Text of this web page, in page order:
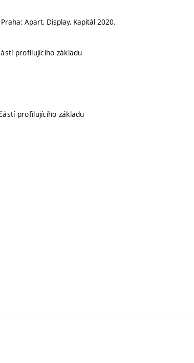
Praha: Apart, Display, Kapitál 2020.
profilujícího základu
profilujícího základu